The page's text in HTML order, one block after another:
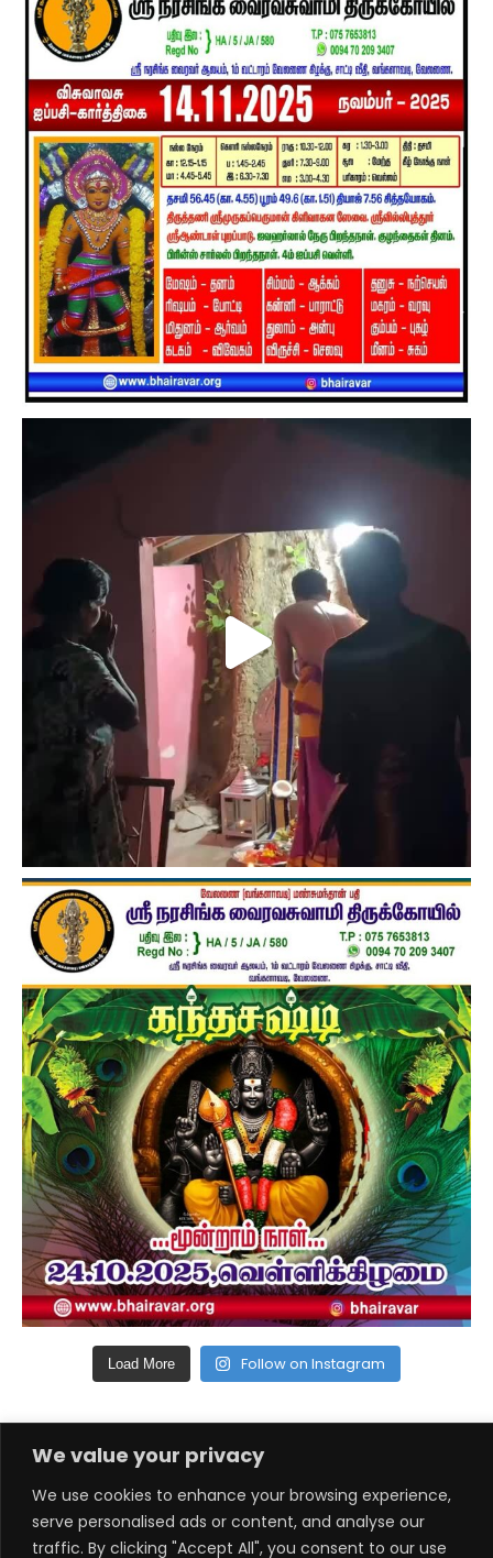
We value your privacy
We use cookies to enhance your browsing experience,
serve personalised ads or content, and analyse our
traffic. By clicking "Accept All", you consent to our use
Load More Follow on Instagram
பாதுகாக்கப்பட்டவை.
கோவிலில் கண்காணிப்பு கேமரா பொருத்தப்பட்டுள்ளது